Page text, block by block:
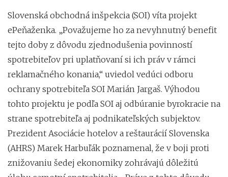
Slovenská obchodná inšpekcia (SOI) víta projekt
ePeňaženka. „Považujeme ho za nevyhnutný benefit
tejto doby z dôvodu zjednodušenia povinností
spotrebiteľov pri uplatňovaní si ich práv v rámci
reklamačného konania,“ uviedol vedúci odboru
ochrany spotrebiteľa SOI Marián Jargaš. Výhodou
tohto projektu je podľa SOI aj odbúranie byrokracie na
strane spotrebiteľa aj podnikateľských subjektov.
Prezident Asociácie hotelov a reštaurácií Slovenska
(AHRS) Marek Harbuľák poznamenal, že v boji proti
znižovaniu šedej ekonomiky zohrávajú dôležitú